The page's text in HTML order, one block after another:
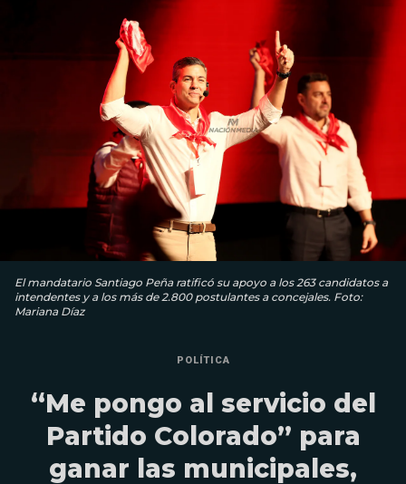
El mandatario Santiago Peña ratificó su apoyo a los 263 candidatos a
intendentes y a los más de 2.800 postulantes a concejales. Foto:
Mariana Díaz
POLÍTICA
“Me pongo al servicio del
Partido Colorado” para
ganar las municipales,